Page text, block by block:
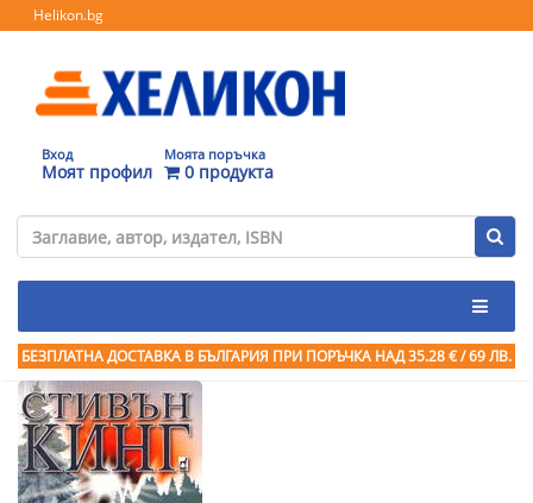
Helikon.bg
Вход
Моят профил
Моята поръчка
0 продукта
БЕЗПЛАТНА ДОСТАВКА В БЪЛГАРИЯ ПРИ ПОРЪЧКА НАД 35.28 € / 69 ЛВ.